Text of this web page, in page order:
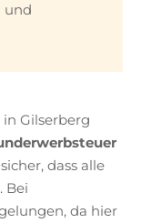
und
Gilserberg
dass alle
Bei
da hier